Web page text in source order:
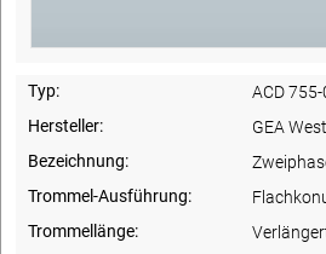
Typ:
ACD 755-
Hersteller:
GEA
Bezeichnung:
Trommel-Ausführung:
Trommellänge: